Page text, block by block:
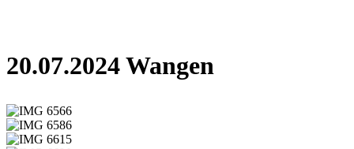
20.07.2024 Wangen